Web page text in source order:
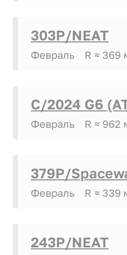
303P/NEAT
Февраль R ≈ 369
C/2024 G6
Февраль R ≈ 962
379P/
Февраль R ≈ 339
243P/NEAT